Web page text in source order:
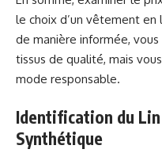
le choix d’un vêtement en
de manière informée,
tissus de qualité, mais
mode responsable.
Identification du
Synthétique